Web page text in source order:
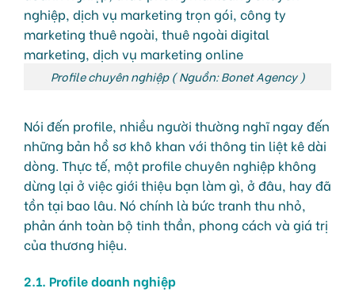
Profile chuyên nghiệp ( Nguồn: Bonet Agency )
Nói đến profile, nhiều người thường nghĩ ngay đến
những bản hồ sơ khô khan với thông tin liệt kê dài
dòng. Thực tế, một profile chuyên nghiệp không
dừng lại ở việc giới thiệu bạn làm gì, ở đâu, hay đã
tồn tại bao lâu. Nó chính là bức tranh thu nhỏ,
phản ánh toàn bộ tinh thần, phong cách và giá trị
của thương hiệu.
2.1. Profile doanh nghiệp